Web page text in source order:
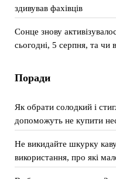
здивував фахівців
Сонце знову
сьогодні, 5 серпня, та чи
Поради
Як обрати солодкий і
допоможуть не купити
Не викидайте шкурку
використання, про які